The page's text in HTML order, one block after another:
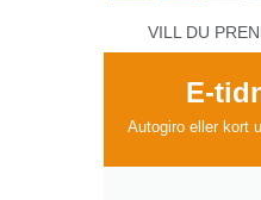
VILL DU
E-
Autogiro eller kort